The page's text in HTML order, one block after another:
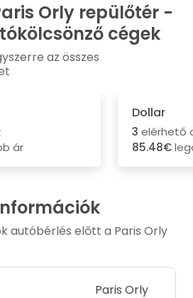
Orly repülőtér -
cégek
az összes
ár
Dollar
3 elérhető
85.48€
autóbérlés előtt a Paris Orly
Paris Orly